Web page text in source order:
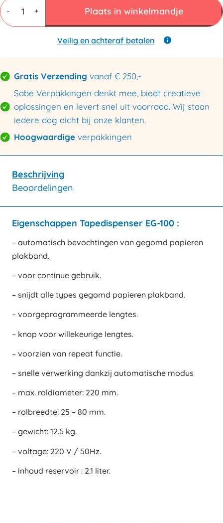
-
EG-
100,
electrisch
+ Plaats in winkelmandje
Veilig en achteraf betalen
Gratis Verzending vanaf € 250,-
Sabe Verpakkingen denkt mee, biedt creatieve
oplossingen en levert snel uit voorraad. Wij staan
iedere dag dicht bij onze klanten.
Hoogwaardige verpakkingen
Beschrijving
Beoordelingen
Eigenschappen Tapedispenser EG-100 :
– automatisch bevochtingen van gegomd papieren
plakband.
– voor continue gebruik.
– snijdt alle types gegomd papieren plakband.
– voorgeprogrammeerde lengtes.
– knop voor willekeurige lengtes.
– voorzien van repeat functie.
– snelle verwerking dankzij automatische modus
– max. roldiameter: 220 mm.
– rolbreedte: 25 – 80 mm.
– gewicht: 12.5 kg.
– voltage: 220 V / 50Hz.
– inhoud reservoir : 2.1 liter.